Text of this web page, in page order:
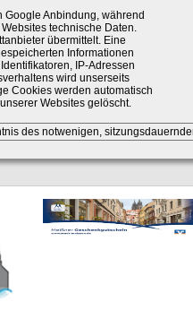
Anbindung, während
technische Daten.
übermittelt. Eine
Informationen
IP-Adressen
wird unserseits
Cookies werden automatisch
Websites gelöscht.